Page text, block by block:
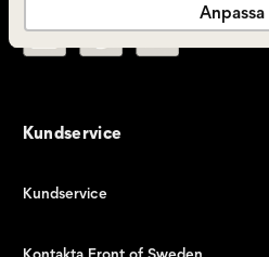
Anpassa
Kundservice
Kundservice